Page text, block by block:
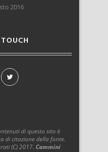
2016
di questo sito è
di citazione della fonte.
(C) 2017. Cammini